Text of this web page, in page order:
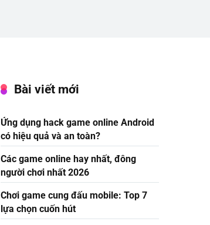
Bài viết mới
Ứng dụng hack game online Android
có hiệu quả và an toàn?
Các game online hay nhất, đông
người chơi nhất 2026
Chơi game cung đấu mobile: Top 7
lựa chọn cuốn hút